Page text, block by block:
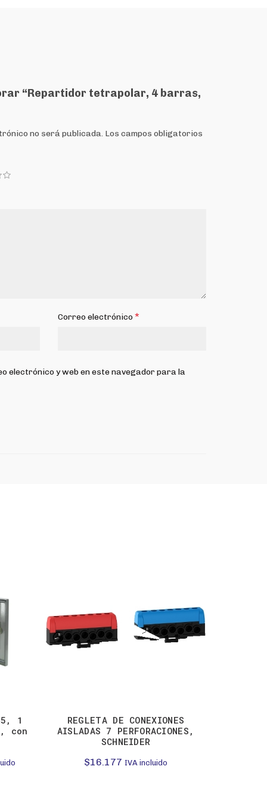
“Repartidor tetrapolar, 4 barras,
no será publicada. Los campos obligatorios
Correo electrónico*
electrónico y web en este navegador para la
1
con
REGLETA DE CONEXIONES
AISLADAS 7 PERFORACIONES,
SCHNEIDER
$16.177 IVA incluido